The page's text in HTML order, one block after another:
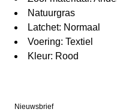
Natuurgras
Latchet: Normaal
Voering: Textiel
Kleur: Rood
Nieuwsbrief